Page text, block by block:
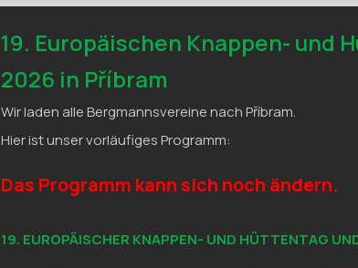
19. Europäischen Knappen- und
2026 in Příbram
Wir laden alle Bergmannsvereine nach Příbram.
Hier ist unser vorläufiges Programm:
Das Programm kann sich noch ändern.
19. EUROPÄISCHER KNAPPEN- UND HÜTTENTAG